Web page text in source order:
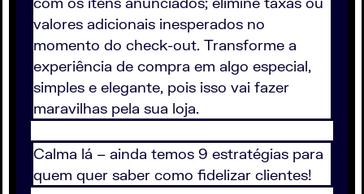
valores adicionais inesperados no
momento do check-out. Transforme a
experiência de compra em algo especial,
simples e elegante, pois isso vai fazer
maravilhas pela sua loja.
Calma lá – ainda temos 9 estratégias para
quem quer saber como fidelizar clientes!